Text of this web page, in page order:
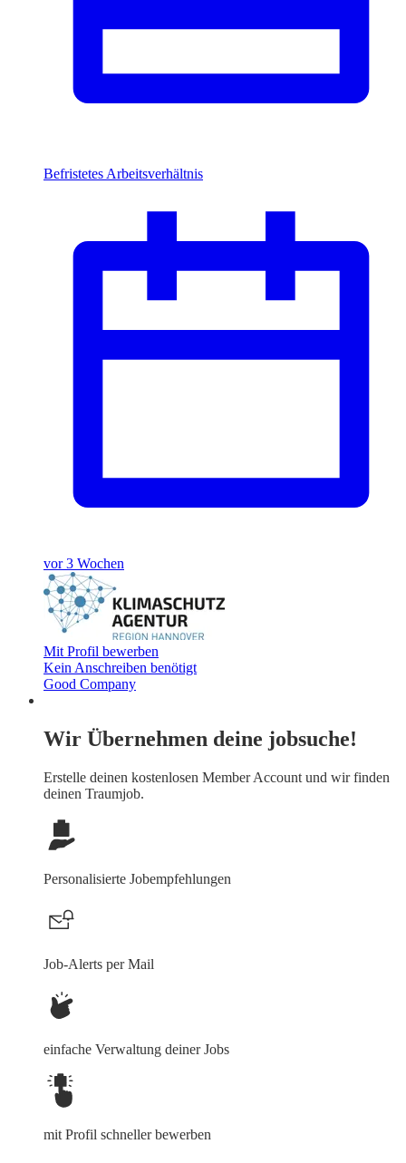
Befristetes Arbeitsverhältnis
vor 3 Wochen
Mit Profil bewerben
Kein Anschreiben benötigt
Good Company
Wir Übernehmen deine jobsuche!
Erstelle deinen kostenlosen Member Account und wir finden
deinen Traumjob.
Personalisierte Jobempfehlungen
Job-Alerts per Mail
einfache Verwaltung deiner Jobs
mit Profil schneller bewerben